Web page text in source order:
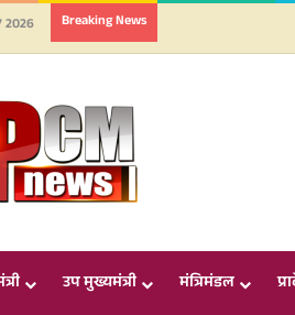
2026 Breaking News
उप मुख्यमंत्री मंत्रिमंडल